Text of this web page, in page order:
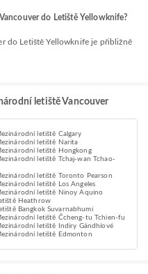
do Letiště Yellowknife?
letiště Vancouver
letiště Calgary
letiště Narita
letiště Hongkong
letiště Tchaj-wan Tchao-
letiště Toronto Pearson
letiště Los Angeles
letiště Ninoy Aquino
Heathrow
Bangkok Suvarnabhumi
letiště Čcheng-tu Tchien-fu
letiště Indiry Gándhíové
letiště Edmonton